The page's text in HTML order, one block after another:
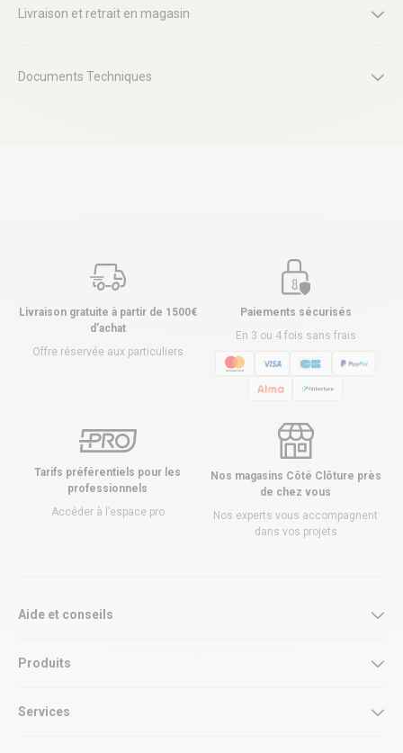
Livraison et retrait en magasin
Documents Techniques
Livraison gratuite à partir de 1500€
d’achat
Offre réservée aux particuliers
Paiements sécurisés
En 3 ou 4 fois sans frais
Tarifs préférentiels pour les
professionnels
Accéder à l’espace pro
Nos magasins Côté Clôture près
de chez vous
Nos experts vous accompagnent
dans vos projets
Aide et conseils
Produits
Services